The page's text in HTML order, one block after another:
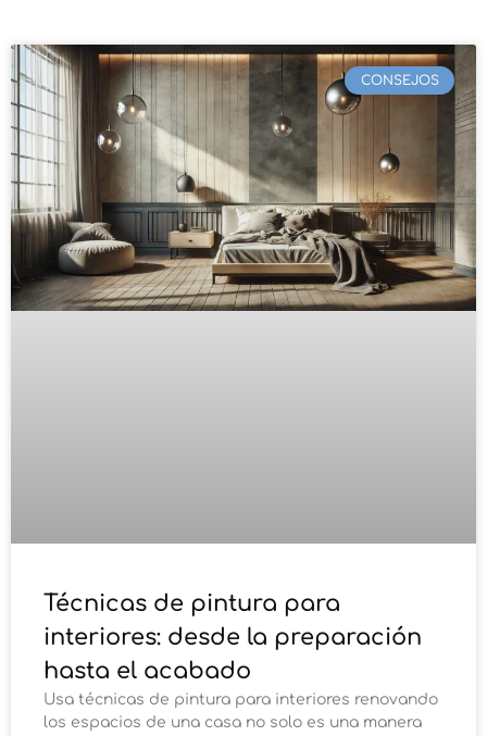
CONSEJOS
Técnicas de pintura para
interiores: desde la preparación
hasta el acabado
Usa técnicas de pintura para interiores renovando
los espacios de una casa no solo es una manera